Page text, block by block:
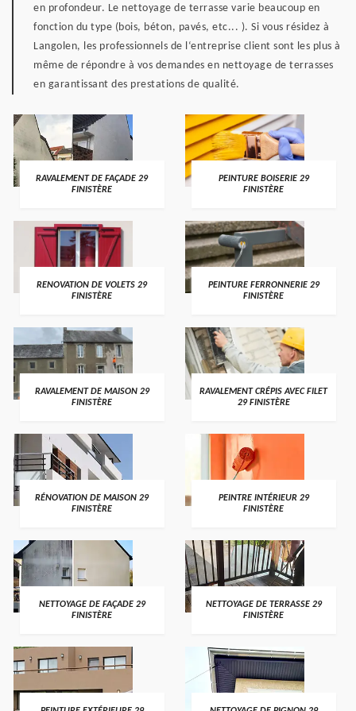
en profondeur. Le nettoyage de terrasse varie beaucoup en
fonction du type (bois, béton, pavés, etc... ). Si vous résidez à
Langolen, les professionnels de l‘entreprise client sont les plus à
même de répondre à vos demandes en nettoyage de terrasses
en garantissant des prestations de qualité.
RAVALEMENT DE FAÇADE 29
FINISTÈRE
PEINTURE BOISERIE 29
FINISTÈRE
RENOVATION DE VOLETS 29
FINISTÈRE
PEINTURE FERRONNERIE 29
FINISTÈRE
RAVALEMENT DE MAISON 29
FINISTÈRE
RAVALEMENT CRÉPIS AVEC FILET
29 FINISTÈRE
RÉNOVATION DE MAISON 29
FINISTÈRE
PEINTRE INTÉRIEUR 29
FINISTÈRE
NETTOYAGE DE FAÇADE 29
FINISTÈRE
NETTOYAGE DE TERRASSE 29
FINISTÈRE